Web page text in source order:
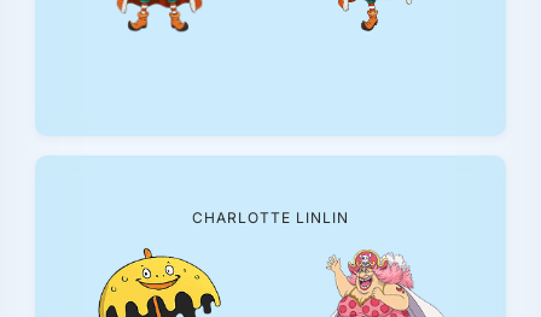
CHARLOTTE LINLIN